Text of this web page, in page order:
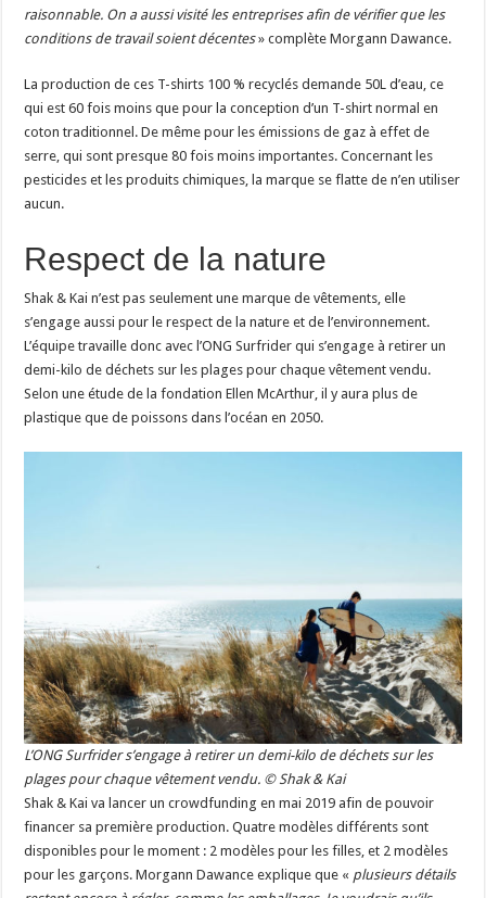
raisonnable. On a aussi visité les entreprises afin de vérifier que les
conditions de travail soient décentes» complète Morgann Dawance.
La production de ces T-shirts 100 % recyclés demande 50L d’eau, ce
qui est 60 fois moins que pour la conception d’un T-shirt normal en
coton traditionnel. De même pour les émissions de gaz à effet de
serre, qui sont presque 80 fois moins importantes. Concernant les
pesticides et les produits chimiques, la marque se flatte de n’en utiliser
aucun.
Respect de la nature
Shak & Kai n’est pas seulement une marque de vêtements, elle
s’engage aussi pour le respect de la nature et de l’environnement.
L’équipe travaille donc avec l’ONG Surfrider qui s’engage à retirer un
demi-kilo de déchets sur les plages pour chaque vêtement vendu.
Selon une étude de la fondation Ellen McArthur, il y aura plus de
plastique que de poissons dans l’océan en 2050.
L’ONG Surfrider s’engage à retirer un demi-kilo de déchets sur les
plages pour chaque vêtement vendu. © Shak & Kai
Shak & Kai va lancer un crowdfunding en mai 2019 afin de pouvoir
financer sa première production. Quatre modèles différents sont
disponibles pour le moment : 2 modèles pour les filles, et 2 modèles
pour les garçons. Morgann Dawance explique que « plusieurs détails